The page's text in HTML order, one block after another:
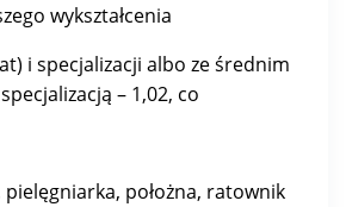
wykształcenia
i specjalizacji albo ze średnim
– 1,02, co
położna, ratownik